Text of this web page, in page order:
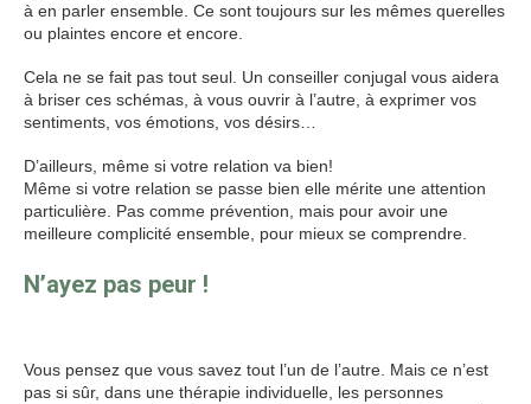
à en parler ensemble. Ce sont toujours sur les mêmes querelles
ou plaintes encore et encore.
Cela ne se fait pas tout seul. Un conseiller conjugal vous aidera
à briser ces schémas, à vous ouvrir à l’autre, à exprimer vos
sentiments, vos émotions, vos désirs…
D’ailleurs, même si votre relation va bien!
Même si votre relation se passe bien elle mérite une attention
particulière. Pas comme prévention, mais pour avoir une
meilleure complicité ensemble, pour mieux se comprendre.
N’ayez pas peur !
Vous pensez que vous savez tout l’un de l’autre. Mais ce n’est
pas si sûr, dans une thérapie individuelle, les personnes